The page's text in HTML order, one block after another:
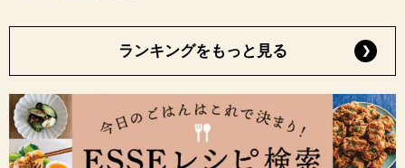
ランキングをもっと見る